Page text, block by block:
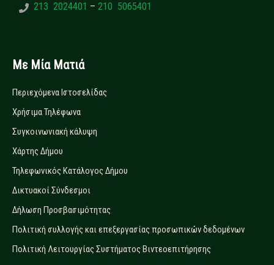
213 2024401 – 210 5065401
Με Μία Ματιά
Περιεχόμενα Ιστοσελίδας
Χρήσιμα Τηλέφωνα
Συγκοινωνιακή κάλυψη
Χάρτης Δήμου
Τηλεφωνικός Κατάλογος Δήμου
Δικτυακοί Σύνδεσμοι
Δήλωση Προσβασιμότητας
Πολιτική συλλογής και επεξεργασίας προσωπικών δεδομένων
Πολιτική Λειτουργίας Συστήματος Βιντεοεπιτήρησης